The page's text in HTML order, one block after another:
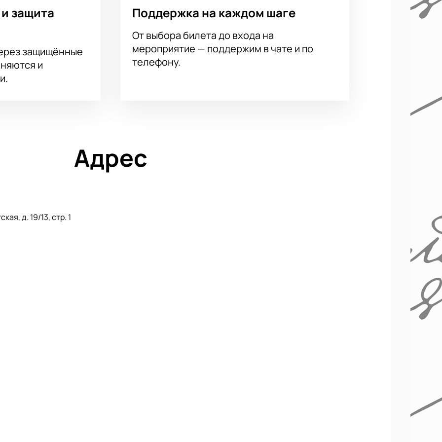
заказа билетов с подбором мест для сотрудников или партнеров. Оформить заявку
защита
защищённые
и
Поддержка на каждом шаге
От выбора билета до входа на
мероприятие — поддержим в чате и по
телефону.
Адрес
д. 19/13, стр. 1